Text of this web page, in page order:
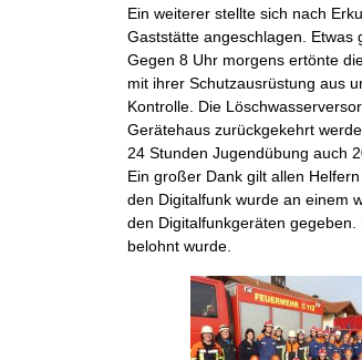
Ein weiterer stellte sich nach
Gaststätte angeschlagen. Etwas
Gegen 8 Uhr morgens ertönte
mit ihrer Schutzausrüstung aus
Kontrolle. Die
Gerätehaus zurückgekehrt
24 Stunden Jugendübung auch
Ein großer Dank gilt allen
den Digitalfunk wurde an einem
den Digitalfunkgeräten
belohnt wurde.